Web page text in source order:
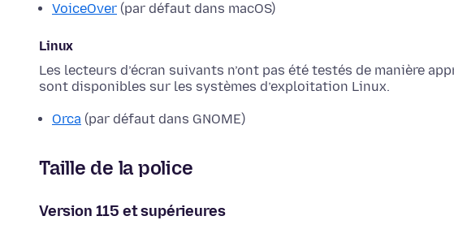
VoiceOver (par défaut dans macOS)
Linux
Les lecteurs d’écran suivants n’ont pas été testés de manière
sont disponibles sur les systèmes d’exploitation Linux.
Orca (par défaut dans GNOME)
Taille de la police
Version 115 et supérieures